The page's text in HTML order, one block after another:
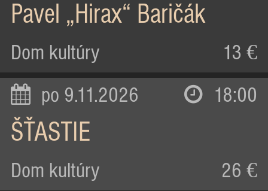
Pavel „Hirax“ Baričák
Dom kultúry 13 €
po 9.11.2026 18:00
ŠŤASTIE
Dom kultúry 26 €